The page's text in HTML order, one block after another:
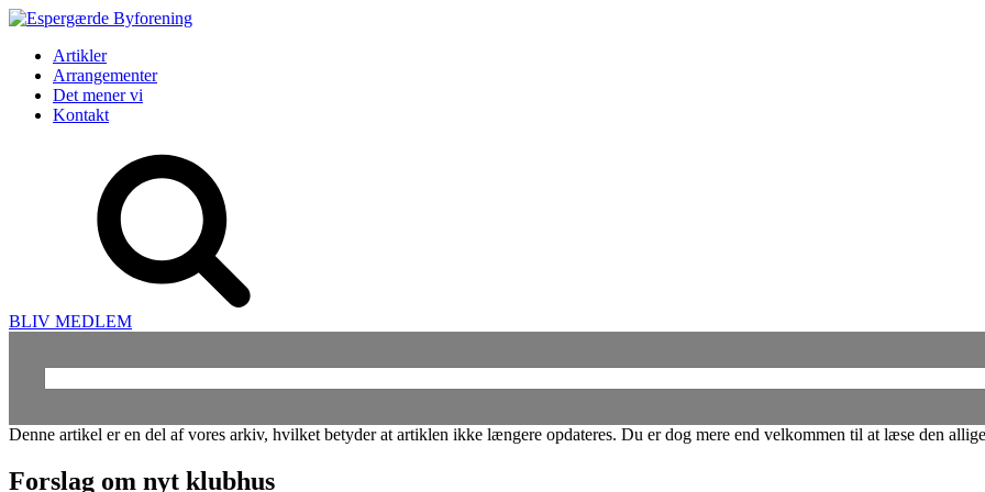
Artikler
Arrangementer
Det mener vi
Kontakt
BLIV MEDLEM
efter:
Denne artikel er en del af vores arkiv, hvilket betyder at artiklen ikke længere opdateres. Du er dog mere end velkommen til at læse den
Forslag om nyt klubhus